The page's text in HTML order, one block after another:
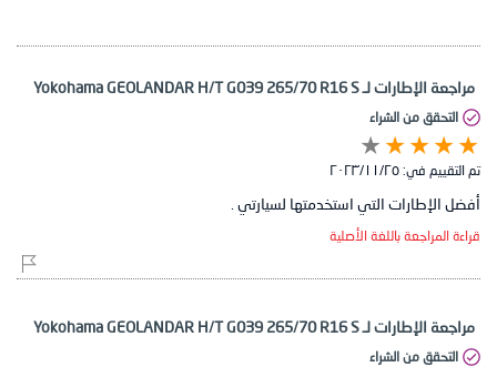
مراجعة الإطارات لـ Yokohama GEOLANDAR H/T G039 265/70 R16 S
التحقق من الشراء
تم التقييم في: ٢٥‏/١١‏/٢٠٢٣
أفضل الإطارات التي استخدمتها لسيارتي .
قراءة المراجعة باللغة الأصلية
مراجعة الإطارات لـ Yokohama GEOLANDAR H/T G039 265/70 R16 S
التحقق من الشراء